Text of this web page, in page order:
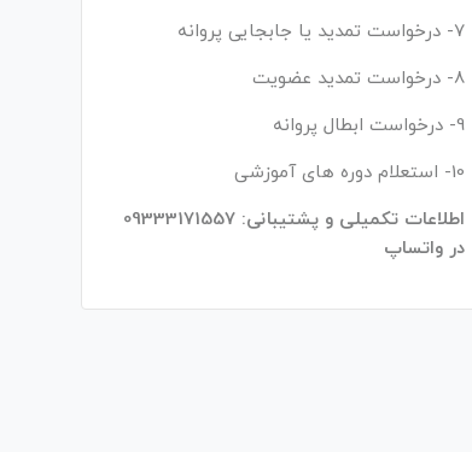
7- درخواست تمدید یا جابجایی پروانه
8- درخواست تمدید عضویت
9- درخواست ابطال پروانه
10- استعلام دوره های آموزشی
اطلاعات تکمیلی و پشتیبانی: 09333171557
در واتساپ